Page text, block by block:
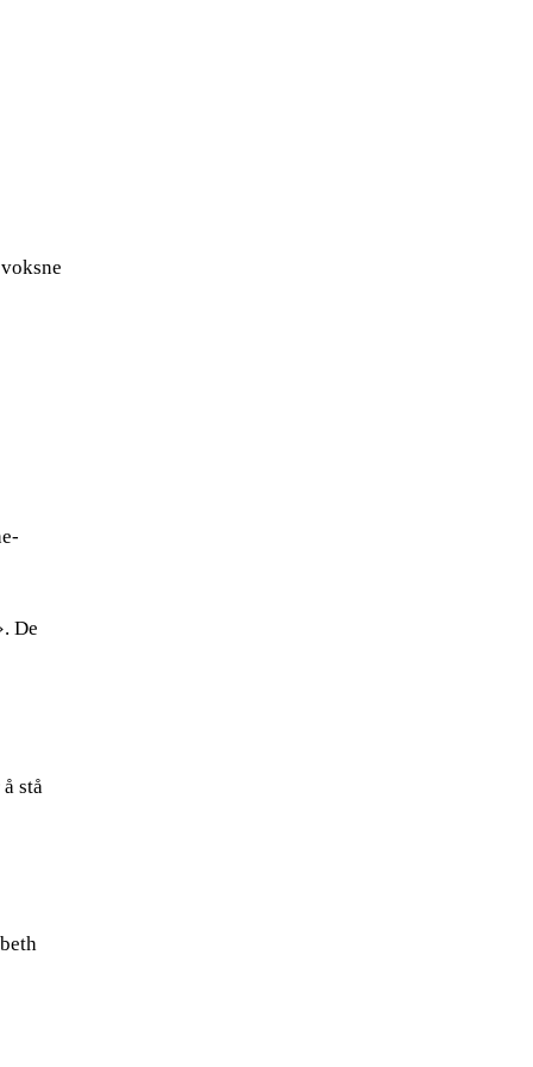
De
stå